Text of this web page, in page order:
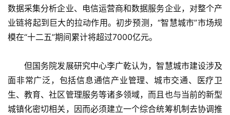
数据采集分析企业、电信运营商和数据服务企业，对整个产
业链将起到巨大的拉动作用。初步预测，“智慧城市”市场规
模在“十二五”期间累计将超过7000亿元。
但国务院发展研究中心李广乾认为，智慧城市建设涉及
面非常广泛，包括信息通信产业管理、城市交通、医疗卫
生、教育、社区管理服务等诸多领域，而且也与当前的新型
城镇化密切相关，因而必须建立一个综合统筹机制去协调推